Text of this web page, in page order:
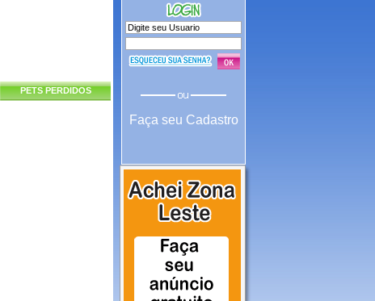
PETS PERDIDOS
Faça seu Cadastro